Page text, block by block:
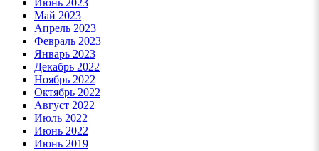
Июнь 2023
Май 2023
Апрель 2023
Февраль 2023
Январь 2023
Декабрь 2022
Ноябрь 2022
Октябрь 2022
Август 2022
Июль 2022
Июнь 2022
Июнь 2019